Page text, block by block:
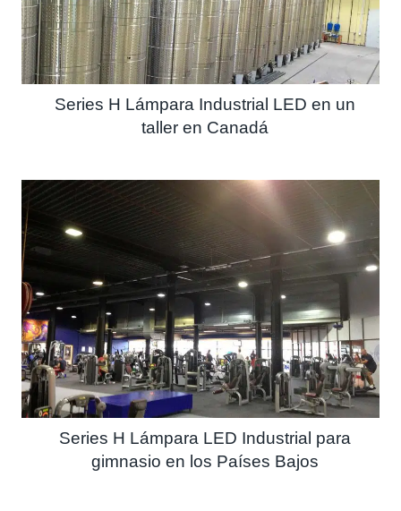
Series H Lámpara Industrial LED en un
taller en Canadá
Series H Lámpara LED Industrial para
gimnasio en los Países Bajos